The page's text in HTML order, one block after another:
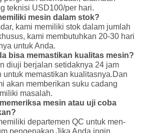
teknisi USD100/per hari.
mesin dalam stok?
kami memiliki stok dalam jumlah
kami membutuhkan 20-30 hari
untuk Anda.
bisa memastikan kualitas mesin?
diuji berjalan setidaknya 24 jam
untuk memastikan kualitasnya.Dan
akan memberikan suku cadang
masalah.
mesin atau uji coba
departemen QC untuk men-